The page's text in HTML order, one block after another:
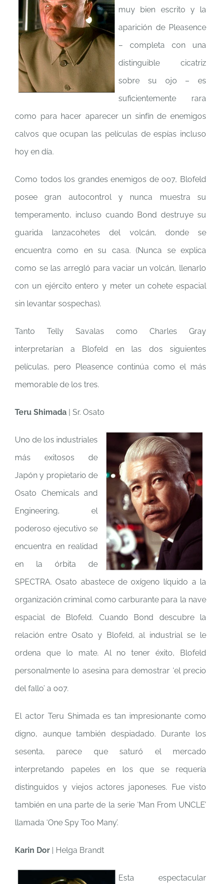
muy bien escrito y la
aparición de Pleasence
– completa con una
distinguible cicatriz
sobre su ojo – es
suficientemente rara
como para hacer aparecer un sinfín de enemigos
calvos que ocupan las películas de espías incluso
hoy en día.
Como todos los grandes enemigos de 007, Blofeld
posee gran autocontrol y nunca muestra su
temperamento, incluso cuando Bond destruye su
guarida lanzacohetes del volcán, donde se
encuentra como en su casa. (Nunca se explica
como se las arregló para vaciar un volcán, llenarlo
con un ejército entero y meter un cohete espacial
sin levantar sospechas).
Tanto Telly Savalas como Charles Gray
interpretarían a Blofeld en las dos siguientes
películas, pero Pleasence continúa como el más
memorable de los tres.
Teru Shimada | Sr. Osato
Uno de los industriales
más exitosos de
Japón y propietario de
Osato Chemicals and
Engineering, el
poderoso ejecutivo se
encuentra en realidad
en la órbita de
SPECTRA. Osato abastece de oxígeno líquido a la
organización criminal como carburante para la nave
espacial de Blofeld. Cuando Bond descubre la
relación entre Osato y Blofeld, al industrial se le
ordena que lo mate. Al no tener éxito, Blofeld
personalmente lo asesina para demostrar ‘el precio
del fallo’ a 007.
El actor Teru Shimada es tan impresionante como
digno, aunque también despiadado. Durante los
sesenta, parece que saturó el mercado
interpretando papeles en los que se requería
distinguidos y viejos actores japoneses. Fue visto
también en una parte de la serie ‘Man From UNCLE’
llamada ‘One Spy Too Many’.
Karin Dor | Helga Brandt
Esta espectacular